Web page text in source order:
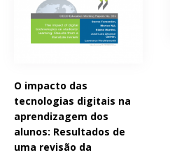
O impacto das
tecnologias digitais na
aprendizagem dos
alunos: Resultados de
uma revisão da
Páginas